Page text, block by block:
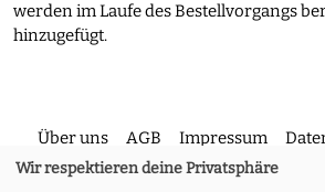
werden im Laufe des Bestellvorgangs
hinzugefügt.
Über uns AGB Impressum
Wir respektieren deine Privatsphäre